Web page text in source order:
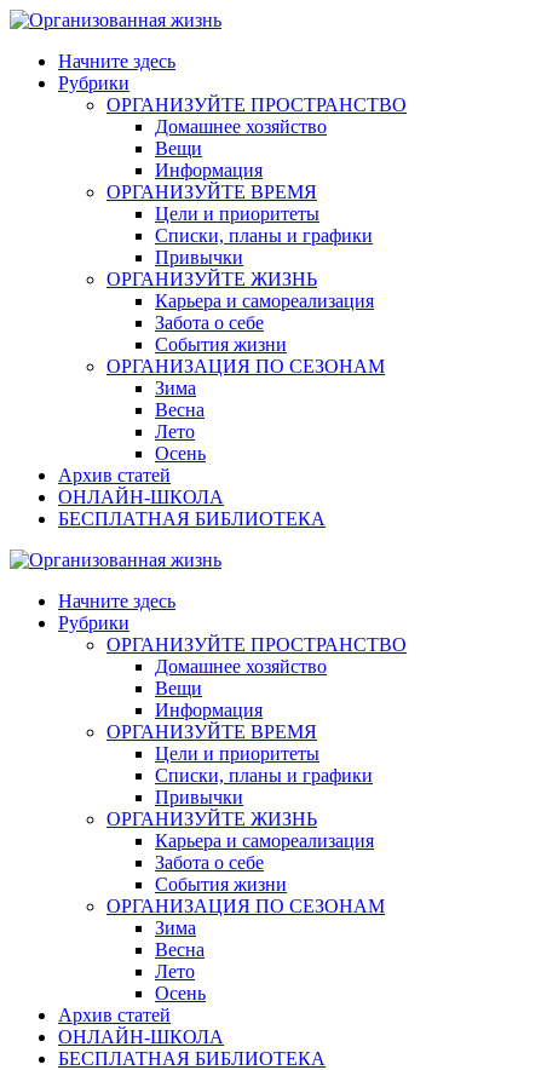
Skip
contentНачните здесь
Рубрики
ОРГАНИЗУЙТЕ ПРОСТРАНСТВО
Домашнее хозяйство
Вещи
Информация
ОРГАНИЗУЙТЕ ВРЕМЯ
Цели и приоритеты
Списки, планы и графики
Привычки
ОРГАНИЗУЙТЕ ЖИЗНЬ
Карьера и самореализация
Забота о себе
События жизни
ОРГАНИЗАЦИЯ ПО СЕЗОНАМ
Зима
Весна
Лето
Осень
Архив статей
ОНЛАЙН-ШКОЛА
БЕСПЛАТНАЯ БИБЛИОТЕКА
Начните здесь
Рубрики
ОРГАНИЗУЙТЕ ПРОСТРАНСТВО
Домашнее хозяйство
Вещи
Информация
ОРГАНИЗУЙТЕ ВРЕМЯ
Цели и приоритеты
Списки, планы и графики
Привычки
ОРГАНИЗУЙТЕ ЖИЗНЬ
Карьера и самореализация
Забота о себе
События жизни
ОРГАНИЗАЦИЯ ПО СЕЗОНАМ
Зима
Весна
Лето
Осень
Архив статей
ОНЛАЙН-ШКОЛА
БЕСПЛАТНАЯ БИБЛИОТЕКА